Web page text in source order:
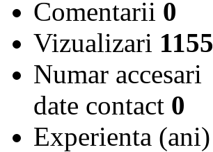
Comentarii 0
Vizualizari 1155
Numar accesari
date contact 0
Experienta (ani)